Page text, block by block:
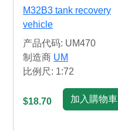
M32B3 tank recovery
vehicle
产品代码: UM470
制造商 UM
比例尺: 1:72
$18.70 加入購物車